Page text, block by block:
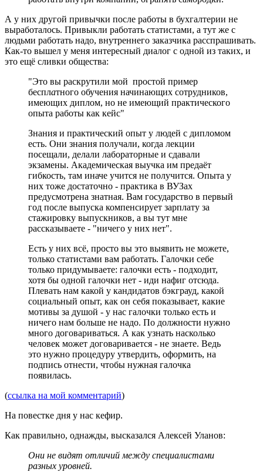
А у них другой привычки после работы в бухгалтерии не
выработалось. Привыкли работать статистами, а тут же с
людьми работать надо, внутреннего заказчика расспрашивать.
Как-то вышел у меня интересный диалог с одной из таких, и
это ещё сливки общества:
"Это вы раскрутили мой простой пример
бесплатного обучения начинающих сотрудников,
имеющих диплом, но не имеющий практического
опыта работы как кейс"
Знания и практический опыт у людей с дипломом
есть. Они знания получали, когда лекции
посещали, делали лабораторные и сдавали
экзамены. Академическая выучка им предаёт
гибкость, там иначе учится не получится. Опыта у
них тоже достаточно - практика в ВУЗах
предусмотрена знатная. Вам государство в первый
год после выпуска компенсирует зарплату за
стажировку выпускников, а вы тут мне
рассказываете - "ничего у них нет".
Есть у них всё, просто вы это выявить не можете,
только статистами вам работать. Галочки себе
только придумываете: галочки есть - подходит,
хотя бы одной галочки нет - иди нафиг отсюда.
Плевать нам какой у кандидатов бэкграуд, какой
социальный опыт, как он себя показывает, какие
мотивы за душой - у нас галочки только есть и
ничего нам больше не надо. По должности нужно
много договариваться. А как узнать насколько
человек может договаривается - не знаете. Ведь
это нужно процедуру утвердить, оформить, на
подпись отнести, чтобы нужная галочка
появилась.
(ссылка на мой комментарий)
На повестке дня у нас кефир.
Как правильно, однажды, высказался Алексей Уланов:
Они не видят отличий между специалистами
разных уровней.